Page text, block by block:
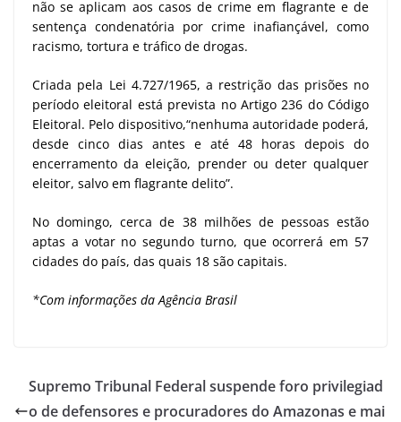
não se aplicam aos casos de crime em flagrante e de
sentença condenatória por crime inafiançável, como
racismo, tortura e tráfico de drogas.
Criada pela Lei 4.727/1965, a restrição das prisões no
período eleitoral está prevista no Artigo 236 do Código
Eleitoral. Pelo dispositivo,“nenhuma autoridade poderá,
desde cinco dias antes e até 48 horas depois do
encerramento da eleição, prender ou deter qualquer
eleitor, salvo em flagrante delito”.
No domingo, cerca de 38 milhões de pessoas estão
aptas a votar no segundo turno, que ocorrerá em 57
cidades do país, das quais 18 são capitais.
*Com informações da Agência Brasil
Supremo Tribunal Federal suspende foro privilegiad
o de defensores e procuradores do Amazonas e mai